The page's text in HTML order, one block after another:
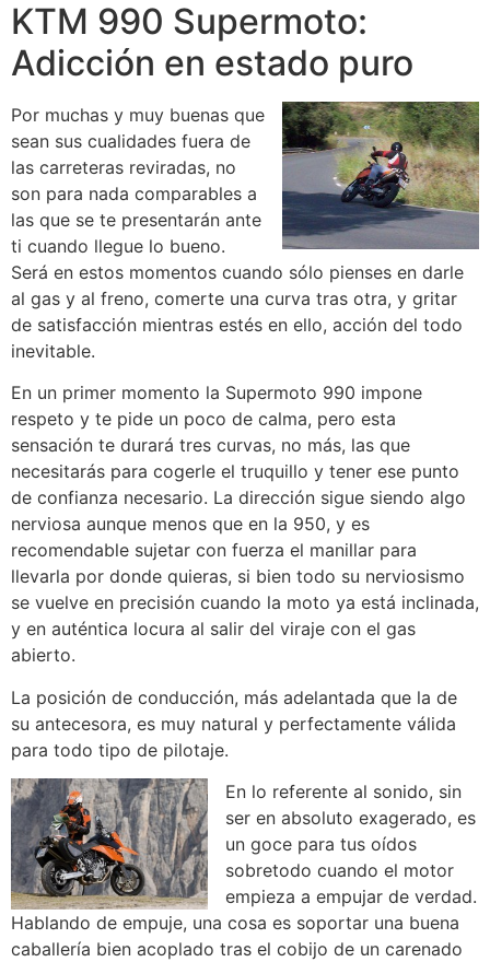
KTM 990 Supermoto:
Adicción en estado puro
Por muchas y muy buenas que
sean sus cualidades fuera de
las carreteras reviradas, no
son para nada comparables a
las que se te presentarán ante
ti cuando llegue lo bueno.
Será en estos momentos cuando sólo pienses en darle
al gas y al freno, comerte una curva tras otra, y gritar
de satisfacción mientras estés en ello, acción del todo
inevitable.
En un primer momento la Supermoto 990 impone
respeto y te pide un poco de calma, pero esta
sensación te durará tres curvas, no más, las que
necesitarás para cogerle el truquillo y tener ese punto
de confianza necesario. La dirección sigue siendo algo
nerviosa aunque menos que en la 950, y es
recomendable sujetar con fuerza el manillar para
llevarla por donde quieras, si bien todo su nerviosismo
se vuelve en precisión cuando la moto ya está inclinada,
y en auténtica locura al salir del viraje con el gas
abierto.
La posición de conducción, más adelantada que la de
su antecesora, es muy natural y perfectamente válida
para todo tipo de pilotaje.
En lo referente al sonido, sin
ser en absoluto exagerado, es
un goce para tus oídos
sobretodo cuando el motor
empieza a empujar de verdad.
Hablando de empuje, una cosa es soportar una buena
caballería bien acoplado tras el cobijo de un carenado